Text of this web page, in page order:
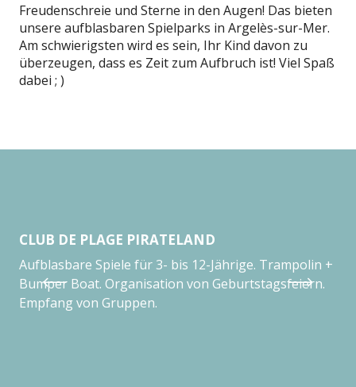
Freudenschreie und Sterne in den Augen! Das bieten
unsere aufblasbaren Spielparks in Argelès-sur-Mer.
Am schwierigsten wird es sein, Ihr Kind davon zu
überzeugen, dass es Zeit zum Aufbruch ist! Viel Spaß
dabei ; )
CLUB DE PLAGE PIRATELAND
Aufblasbare Spiele für 3- bis 12-Jährige. Trampolin +
Bumper Boat. Organisation von Geburtstagsfeiern.
Empfang von Gruppen.